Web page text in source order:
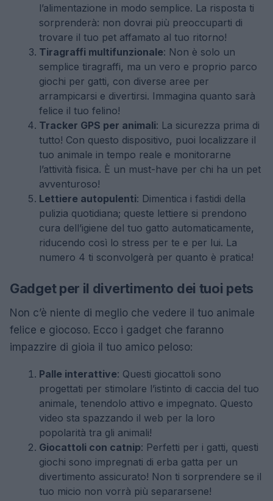
l’alimentazione in modo semplice. La risposta ti
sorprenderà: non dovrai più preoccuparti di
trovare il tuo pet affamato al tuo ritorno!
Tiragraffi multifunzionale: Non è solo un
semplice tiragraffi, ma un vero e proprio parco
giochi per gatti, con diverse aree per
arrampicarsi e divertirsi. Immagina quanto sarà
felice il tuo felino!
Tracker GPS per animali: La sicurezza prima di
tutto! Con questo dispositivo, puoi localizzare il
tuo animale in tempo reale e monitorarne
l’attività fisica. È un must-have per chi ha un pet
avventuroso!
Lettiere autopulenti: Dimentica i fastidi della
pulizia quotidiana; queste lettiere si prendono
cura dell’igiene del tuo gatto automaticamente,
riducendo così lo stress per te e per lui. La
numero 4 ti sconvolgerà per quanto è pratica!
Gadget per il divertimento dei tuoi pets
Non c’è niente di meglio che vedere il tuo animale
felice e giocoso. Ecco i gadget che faranno
impazzire di gioia il tuo amico peloso:
Palle interattive: Questi giocattoli sono
progettati per stimolare l’istinto di caccia del tuo
animale, tenendolo attivo e impegnato. Questo
video sta spazzando il web per la loro
popolarità tra gli animali!
Giocattoli con catnip: Perfetti per i gatti, questi
giochi sono impregnati di erba gatta per un
divertimento assicurato! Non ti sorprendere se il
tuo micio non vorrà più separarsene!